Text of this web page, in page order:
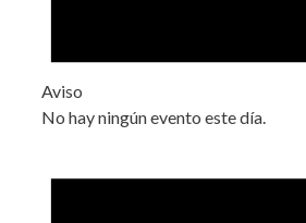
Aviso
No hay ningún evento este día.